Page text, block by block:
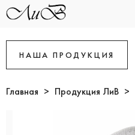
НАША ПРОДУКЦИЯ
Главная Продукция ЛиВ